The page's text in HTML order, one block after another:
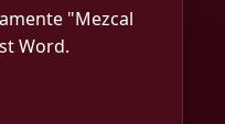
"Mezcal
Word.